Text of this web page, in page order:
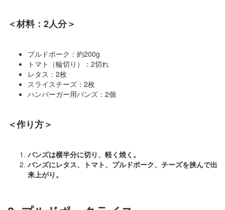
＜材料：2人分＞
プルドポーク：約200g
トマト（輪切り）：2切れ
レタス：2枚
スライスチーズ：2枚
ハンバーガー用バンズ：2個
＜作り方＞
バンズは横半分に切り、軽く焼く。
バンズにレタス、トマト、プルドポーク、チーズを挟んで出
来上がり。